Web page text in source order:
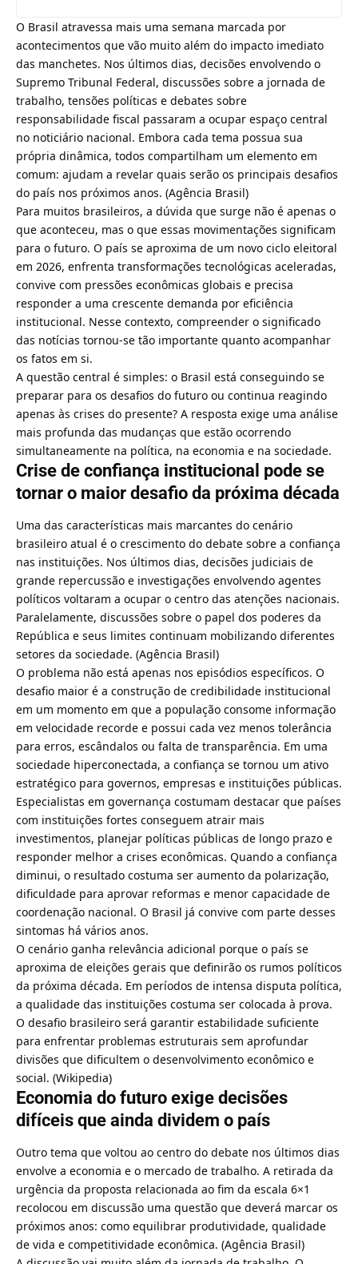
O Brasil atravessa mais uma semana marcada por
acontecimentos que vão muito além do impacto imediato
das manchetes. Nos últimos dias, decisões envolvendo o
Supremo Tribunal Federal, discussões sobre a jornada de
trabalho, tensões políticas e debates sobre
responsabilidade fiscal passaram a ocupar espaço central
no noticiário nacional. Embora cada tema possua sua
própria dinâmica, todos compartilham um elemento em
comum: ajudam a revelar quais serão os principais desafios
do país nos próximos anos. (Agência Brasil)
Para muitos brasileiros, a dúvida que surge não é apenas o
que aconteceu, mas o que essas movimentações significam
para o futuro. O país se aproxima de um novo ciclo eleitoral
em 2026, enfrenta transformações tecnológicas aceleradas,
convive com pressões econômicas globais e precisa
responder a uma crescente demanda por eficiência
institucional. Nesse contexto, compreender o significado
das notícias tornou-se tão importante quanto acompanhar
os fatos em si.
A questão central é simples: o Brasil está conseguindo se
preparar para os desafios do futuro ou continua reagindo
apenas às crises do presente? A resposta exige uma análise
mais profunda das mudanças que estão ocorrendo
simultaneamente na política, na economia e na sociedade.
Crise de confiança institucional pode se
tornar o maior desafio da próxima década
Uma das características mais marcantes do cenário
brasileiro atual é o crescimento do debate sobre a confiança
nas instituições. Nos últimos dias, decisões judiciais de
grande repercussão e investigações envolvendo agentes
políticos voltaram a ocupar o centro das atenções nacionais.
Paralelamente, discussões sobre o papel dos poderes da
República e seus limites continuam mobilizando diferentes
setores da sociedade. (Agência Brasil)
O problema não está apenas nos episódios específicos. O
desafio maior é a construção de credibilidade institucional
em um momento em que a população consome informação
em velocidade recorde e possui cada vez menos tolerância
para erros, escândalos ou falta de transparência. Em uma
sociedade hiperconectada, a confiança se tornou um ativo
estratégico para governos, empresas e instituições públicas.
Especialistas em governança costumam destacar que países
com instituições fortes conseguem atrair mais
investimentos, planejar políticas públicas de longo prazo e
responder melhor a crises econômicas. Quando a confiança
diminui, o resultado costuma ser aumento da polarização,
dificuldade para aprovar reformas e menor capacidade de
coordenação nacional. O Brasil já convive com parte desses
sintomas há vários anos.
O cenário ganha relevância adicional porque o país se
aproxima de eleições gerais que definirão os rumos políticos
da próxima década. Em períodos de intensa disputa política,
a qualidade das instituições costuma ser colocada à prova.
O desafio brasileiro será garantir estabilidade suficiente
para enfrentar problemas estruturais sem aprofundar
divisões que dificultem o desenvolvimento econômico e
social. (Wikipedia)
Economia do futuro exige decisões
difíceis que ainda dividem o país
Outro tema que voltou ao centro do debate nos últimos dias
envolve a economia e o mercado de trabalho. A retirada da
urgência da proposta relacionada ao fim da escala 6×1
recolocou em discussão uma questão que deverá marcar os
próximos anos: como equilibrar produtividade, qualidade
de vida e competitividade econômica. (Agência Brasil)